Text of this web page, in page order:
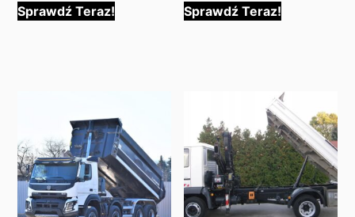
Sprawdź Teraz! Sprawdź Teraz!